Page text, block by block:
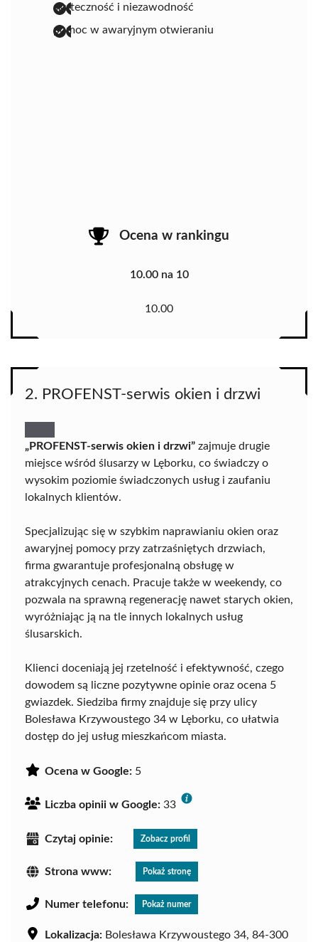
skuteczność i niezawodność
pomoc w awaryjnym otwieraniu
Ocena w rankingu
10.00 na 10
10.00
2. PROFENST-serwis okien i drzwi
„PROFENST-serwis okien i drzwi” zajmuje drugie
miejsce wśród ślusarzy w Lęborku, co świadczy o
wysokim poziomie świadczonych usług i zaufaniu
lokalnych klientów.
Specjalizując się w szybkim naprawianiu okien oraz
awaryjnej pomocy przy zatrzaśniętych drzwiach,
firma gwarantuje profesjonalną obsługę w
atrakcyjnych cenach. Pracuje także w weekendy, co
pozwala na sprawną regenerację nawet starych okien,
wyróżniając ją na tle innych lokalnych usług
ślusarskich.
Klienci doceniają jej rzetelność i efektywność, czego
dowodem są liczne pozytywne opinie oraz ocena 5
gwiazdek. Siedziba firmy znajduje się przy ulicy
Bolesława Krzywoustego 34 w Lęborku, co ułatwia
dostęp do jej usług mieszkańcom miasta.
Ocena w Google: 5
Liczba opinii w Google: 33
Czytaj opinie: Zobacz profil
Strona www: Pokaż stronę
Numer telefonu: Pokaż numer
Lokalizacja: Bolesława Krzywoustego 34, 84-300